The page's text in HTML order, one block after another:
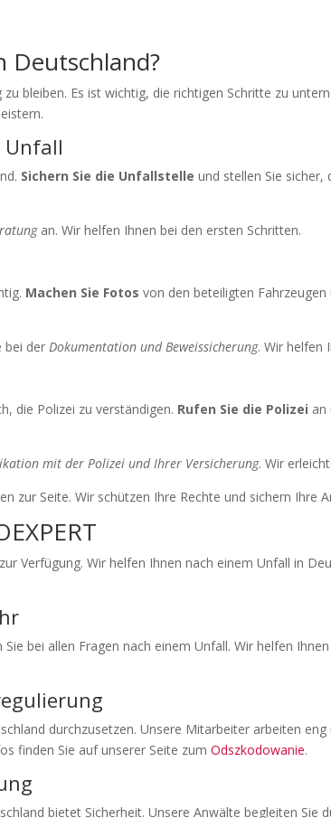
Deutschland?
bleiben. Es ist wichtig, die richtigen Schritte zu
Unfall
Sichern Sie die Unfallstelle und stellen Sie
an. Wir helfen Ihnen bei den ersten Schritten.
Machen Sie Fotos von den beteiligten
bei derDokumentation und Beweissicherung. Wir helfen
die Polizei zu verständigen. Rufen Sie die Polizei an
mit der Polizei und Ihrer Versicherung. Wir
zur Seite. Wir schützen Ihre Rechte und sichern Ihre
Verfügung. Wir helfen Ihnen nach einem Unfall in
bei allen Fragen nach einem Unfall. Wir helfen
durchzusetzen. Unsere Mitarbeiter arbeiten
finden Sie auf unserer Seite zumOdszkodowanie.
bietet Sicherheit. Unsere Anwälte begleiten Sie